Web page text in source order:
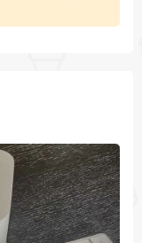
跃支持